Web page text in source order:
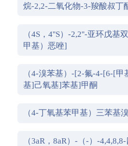
烷-2,2-二氧化物-3-羧酸叔丁
（4S，4''S）-2,2''-亚环戊基
甲基）恶唑]
（4-溴苯基）-[2-氟-4-[6-[
基]己氧基]苯基]甲酮
（4-丁氧基苯甲基）三苯基
（3aR，8aR）-（-）-